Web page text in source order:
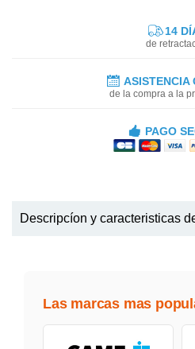
14
de
ASISTENCIA
de la compra a la
PAGO
Descripcíon y caracteristicas
Las marcas mas